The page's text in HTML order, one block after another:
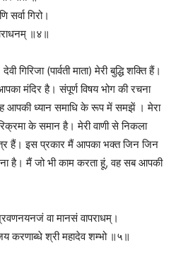
सर्वा गिरो।
॥४॥
(पार्वती माता) मेरी बुद्धि शक्ति हैं।
मंदिर है। संपूर्ण विषय भोग की रचना
आपकी ध्यान समाधि के रूप में समझें । मेरा
के समान है। मेरी वाणी से निकला
हैं। इस प्रकार मैं आपका भक्त जिन जिन
है। मैं जो भी काम करता हूं, वह सब आपकी
वा मानसं वापराधम्‌।
जय करणाब्धे श्री महादेव शम्भो ॥५॥